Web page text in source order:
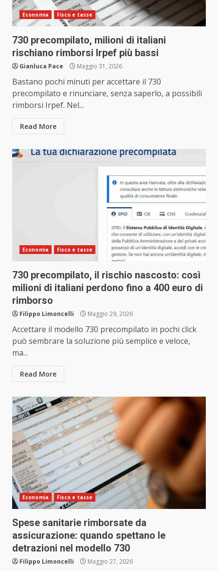
Economia Fisco e tasse
730 precompilato, milioni di italiani
rischiano rimborsi Irpef più bassi
Gianluca Pace Maggio 31, 2026
Bastano pochi minuti per accettare il 730
precompilato e rinunciare, senza saperlo, a possibili
rimborsi Irpef. Nel...
Read More
Economia Fisco e tasse
730 precompilato, il rischio nascosto: così
milioni di italiani perdono fino a 400 euro di
rimborso
Filippo Limoncelli Maggio 29, 2026
Accettare il modello 730 precompilato in pochi click
può sembrare la soluzione più semplice e veloce,
ma...
Read More
Economia Fisco e tasse
Spese sanitarie rimborsate da
assicurazione: quando spettano le
detrazioni nel modello 730
Filippo Limoncelli Maggio 27, 2026